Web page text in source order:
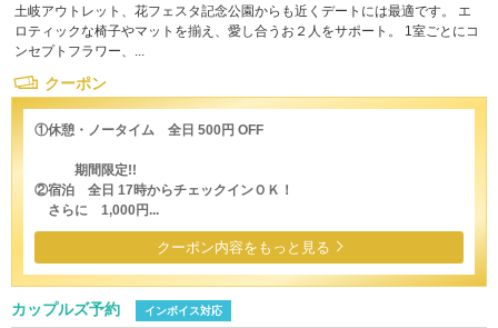
土岐アウトレット、花フェスタ記念公園からも近くデートには最適です。 エ
ロティックな椅子やマットを揃え、愛し合うお２人をサポート。 1室ごとにコ
ンセプトフラワー、...
クーポン
①休憩・ノータイム 全日 500円 OFF
期間限定!!
②宿泊 全日 17時からチェックインＯＫ！
さらに 1,000円...
クーポン内容をもっと見る
カップルズ予約 インボイス対応